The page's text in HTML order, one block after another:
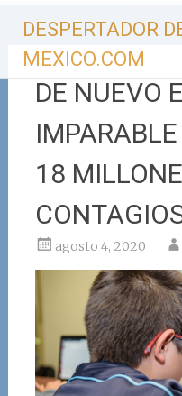
contenido
DESPERTADOR
MEXICO.COM
DE NUEVO
18
agosto 4, 2020